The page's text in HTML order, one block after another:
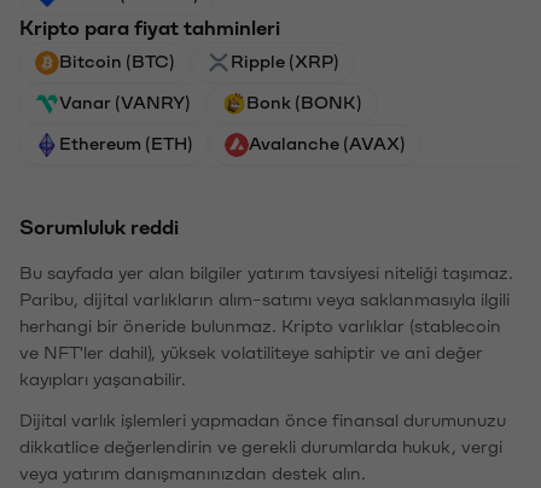
Kripto para fiyat tahminleri
Bitcoin (BTC) Ripple (XRP)
Vanar (VANRY) Bonk (BONK)
Ethereum (ETH) Avalanche (AVAX)
Sorumluluk reddi
Bu sayfada yer alan bilgiler yatırım tavsiyesi niteliği taşımaz.
Paribu, dijital varlıkların alım-satımı veya saklanmasıyla ilgili
herhangi bir öneride bulunmaz. Kripto varlıklar (stablecoin
ve NFT'ler dahil), yüksek volatiliteye sahiptir ve ani değer
kayıpları yaşanabilir.
Dijital varlık işlemleri yapmadan önce finansal durumunuzu
dikkatlice değerlendirin ve gerekli durumlarda hukuk, vergi
veya yatırım danışmanınızdan destek alın.